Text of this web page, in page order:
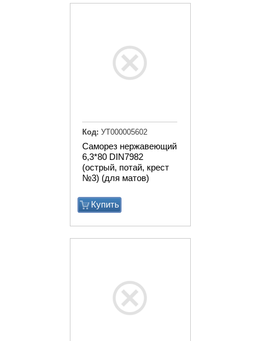
Саморез нержавеющий
6,3*80 DIN7982
(острый, потай, крест
№3) (для матов)
Купить
Код: УТ000005602